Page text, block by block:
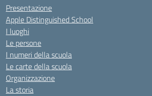
Presentazione
Apple Distinguished School
I luoghi
Le persone
I numeri della scuola
Le carte della scuola
Organizzazione
La storia